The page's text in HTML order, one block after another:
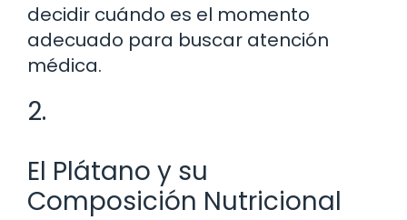
decidir cuándo es el momento
adecuado para buscar atención
médica.
2.
El Plátano y su
Composición Nutricional